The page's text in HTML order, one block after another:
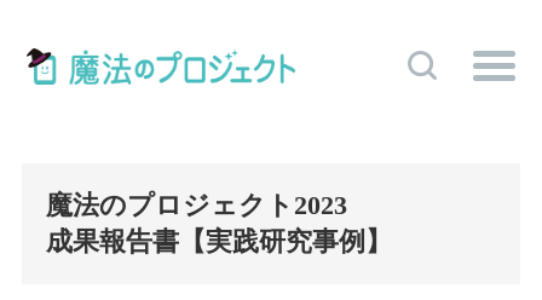
魔法のプロジェクト2023
成果報告書【実践研究事例】